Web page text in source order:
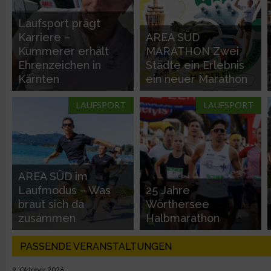
Laufsport prägt
Karriere –
Kummerer erhält
Ehrenzeichen in
Kärnten
AREA SÜD
MARATHON Zwei
Städte ein Erlebnis
ein neuer Marathon
LAUFSPORT
AREA SÜD im
Laufmodus – Was
braut sich da
zusammen
LAUFSPORT
25 Jahre
Wörthersee
Halbmarathon
PASSENDE VERANSTALTUNGEN
Nicht-IAB-Verarbeitungszwecke:
Notwendig
Performance